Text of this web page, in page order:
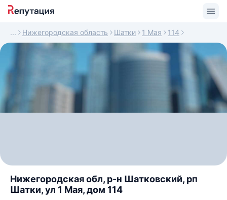
Нижегородская область Шатки 1 Мая 114
Нижегородская обл, р-н Шатковский, рп
Шатки, ул 1 Мая, дом 114